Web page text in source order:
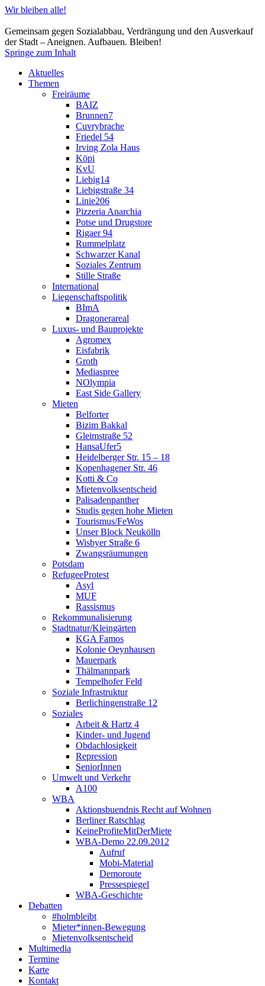
Wir bleiben alle!
Gemeinsam gegen Sozialabbau, Verdrängung und den Ausverkauf
der Stadt – Aneignen. Aufbauen. Bleiben!
Springe zum Inhalt
Aktuelles
Themen
Freiräume
BAIZ
Brunnen7
Cuvrybrache
Friedel 54
Irving Zola Haus
Köpi
KvU
Liebig14
Liebigstraße 34
Linie206
Pizzeria Anarchia
Potse und Drugstore
Rigaer 94
Rummelplatz
Schwarzer Kanal
Soziales Zentrum
Stille Straße
International
Liegenschaftspolitik
BImA
Dragonerareal
Luxus- und Bauprojekte
Agromex
Eisfabrik
Groth
Mediaspree
NOlympia
East Side Gallery
Mieten
Belforter
Bizim Bakkal
Gleimstraße 52
HansaUfer5
Heidelberger Str. 15 – 18
Kopenhagener Str. 46
Kotti & Co
Mietenvolksentscheid
Palisadenpanther
Studis gegen hohe Mieten
Tourismus/FeWos
Unser Block Neukölln
Wisbyer Straße 6
Zwangsräumungen
Potsdam
RefugeeProtest
Asyl
MUF
Rassismus
Rekommunalisierung
Stadtnatur/Kleingärten
KGA Famos
Kolonie Oeynhausen
Mauerpark
Thälmannpark
Tempelhofer Feld
Soziale Infrastruktur
Berlichingenstraße 12
Soziales
Arbeit & Hartz 4
Kinder- und Jugend
Obdachlosigkeit
Repression
SeniorInnen
Umwelt und Verkehr
A100
WBA
Aktionsbuendnis Recht auf Wohnen
Berliner Ratschlag
KeineProfiteMitDerMiete
WBA-Demo 22.09.2012
Aufruf
Mobi-Material
Demoroute
Pressespiegel
WBA-Geschichte
Debatten
#holmbleibt
Mieter*innen-Bewegung
Mietenvolksentscheid
Multimedia
Termine
Karte
Kontakt